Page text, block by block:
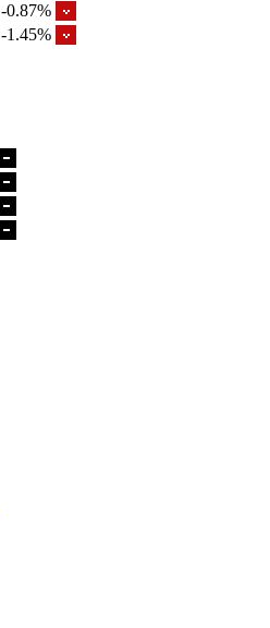
-0.87%
-1.45%